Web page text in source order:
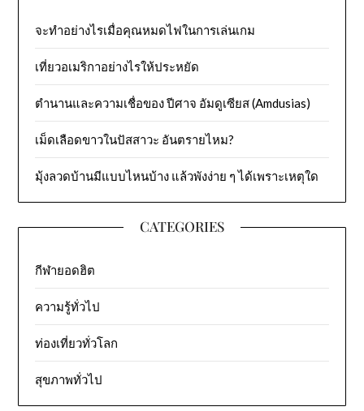
จะทำอย่างไรเมื่อคุณหมดไฟในการเล่นเกม
เที่ยวอเมริกาอย่างไรให้ประหยัด
ตำนานและความเชื่อของ ปีศาจ อัมดูเซียส (Amdusias)
เม็ดเลือดขาวในปัสสาวะ อันตรายไหม?
มุ้งลวดบ้านมีแบบไหนบ้าง แล้วพังง่าย ๆ ได้เพราะเหตุใด
CATEGORIES
กีฬายอดฮิต
ความรู้ทั่วไป
ท่องเที่ยวทั่วโลก
สุขภาพทั่วไป